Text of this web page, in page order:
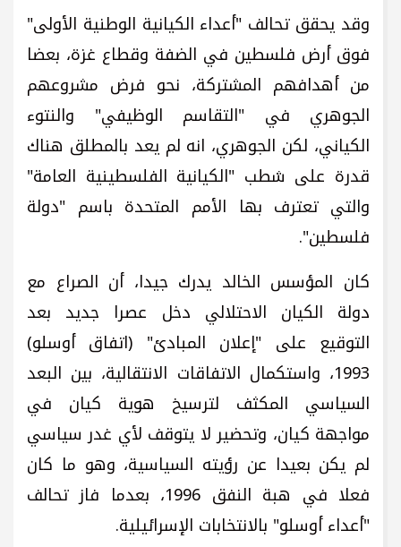
وقد يحقق تحالف "أعداء الكيانية الوطنية الأولى"
فوق أرض فلسطين في الضفة وقطاع غزة، بعضا
من أهدافهم المشتركة، نحو فرض مشروعهم
الجوهري في "التقاسم الوظيفي" والنتوء
الكياني، لكن الجوهري، انه لم يعد بالمطلق هناك
قدرة على شطب "الكيانية الفلسطينية العامة"
والتي تعترف بها الأمم المتحدة باسم "دولة
فلسطين".
كان المؤسس الخالد يدرك جيدا، أن الصراع مع
دولة الكيان الاحتلالي دخل عصرا جديد بعد
التوقيع على "إعلان المبادئ" (اتفاق أوسلو)
1993، واستكمال الاتفاقات الانتقالية، بين البعد
السياسي المكثف لترسيخ هوية كيان في
مواجهة كيان، وتحضير لا يتوقف لأي غدر سياسي
لم يكن بعيدا عن رؤيته السياسية، وهو ما كان
فعلا في هبة النفق 1996، بعدما فاز تحالف
"أعداء أوسلو" بالانتخابات الإسرائيلية.